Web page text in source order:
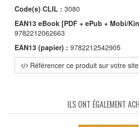
Code(s) CLIL : 3080
EAN13 eBook [PDF + ePub + Mobi/
9782212062663
EAN13 (papier) : 9782212542905
Référencer ce produit sur votre site
ILS ONT ÉGALEMENT